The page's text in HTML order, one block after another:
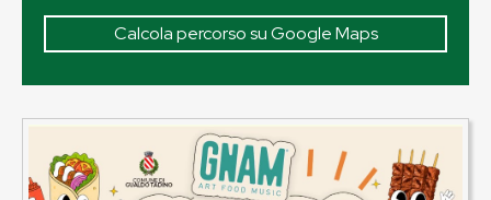
Calcola percorso su Google Maps